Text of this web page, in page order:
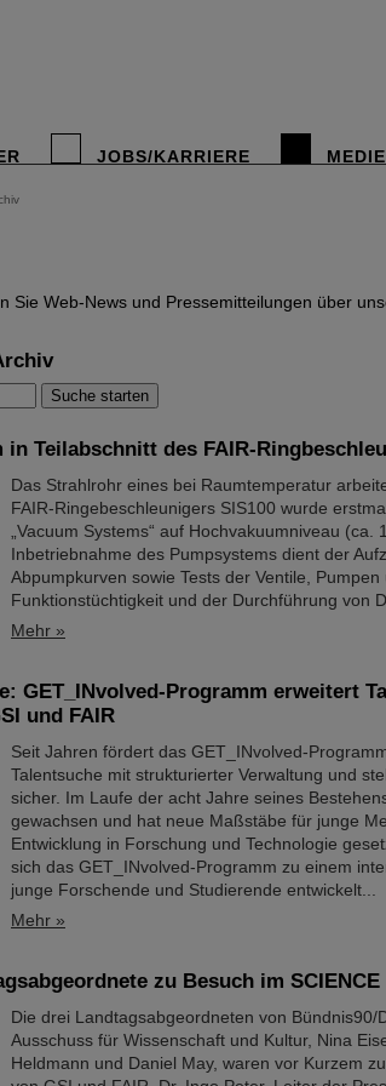
JOBS/KARRIERE
Sie Web-News und Pressemitteilungen über
in Teilabschnitt des FAIR-
Das Strahlrohr eines bei Raumtemperatur
FAIR-Ringebeschleunigers SIS100 wurde
„Vacuum Systems“ auf Hochvakuumniveau
Inbetriebnahme des Pumpsystems dient der
Abpumpkurven sowie Tests der Ventile,
Funktionstüchtigkeit und der Durchführung von
Mehr »
GET_INvolved-Programm erweitert
und FAIR
Seit Jahren fördert das GET_INvolved-
Talentsuche mit strukturierter Verwaltung und
sicher. Im Laufe der acht Jahre seines
gewachsen und hat neue Maßstäbe für junge
Entwicklung in Forschung und Technologie
sich das GET_INvolved-Programm zu einem
junge Forschende und Studierende entwickelt...
Mehr »
zu Besuch im SCIENCE
Die drei Landtagsabgeordneten von Bündnis90/
Ausschuss für Wissenschaft und Kultur, Nina
Heldmann und Daniel May, waren vor Kurzem